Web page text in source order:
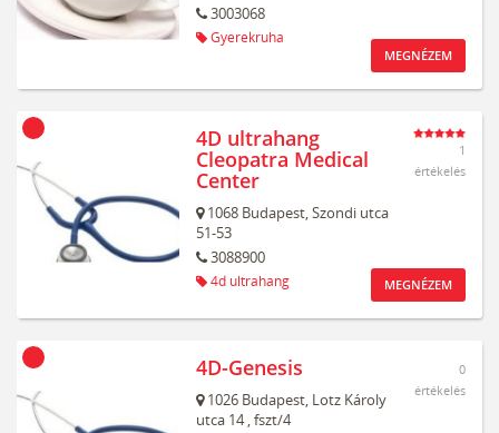
3003068
Gyerekruha
MEGNÉZEM
4D ultrahang
Cleopatra Medical
Center
1068 Budapest,Szondi utca
51-53
3088900
4d ultrahang
1
értékelés
MEGNÉZEM
4D-Genesis
1026 Budapest, Lotz Károly
utca 14, fszt/4
0
értékelés